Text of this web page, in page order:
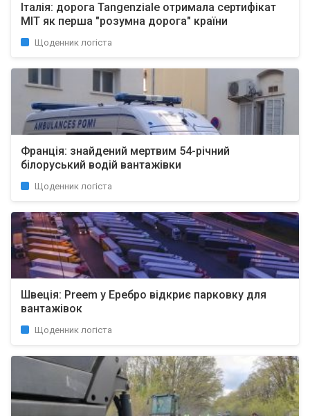
Італія: дорога Tangenziale отримала сертифікат
MIT як перша "розумна дорога" країни
Щоденник логіста
Франція: знайдений мертвим 54-річний
білоруський водій вантажівки
Щоденник логіста
Швеція: Preem у Еребро відкриє парковку для
вантажівок
Щоденник логіста